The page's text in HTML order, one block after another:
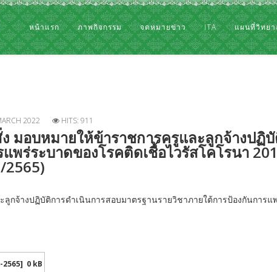
หน้าแรก ภาพกิจกรรม จดหมายข่าว ITA แผนที่วิทยา
2022 HITS: 911
มอบหมายให้ข้าราชการครูและลูกจ้างปฏิ
พร่ระบาดของโรคติดเชื้อไวรัสโคโรนา
2565)
กจ้างปฏิบัติการดำเนินการสอบมาตรฐานรายวิชาภายใต้การป้องกันการแ
2565] 0 kB